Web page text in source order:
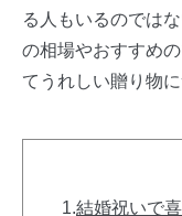
る人もいるのでは
の相場やおすすめ
てうれしい贈り物
1.結婚祝いで